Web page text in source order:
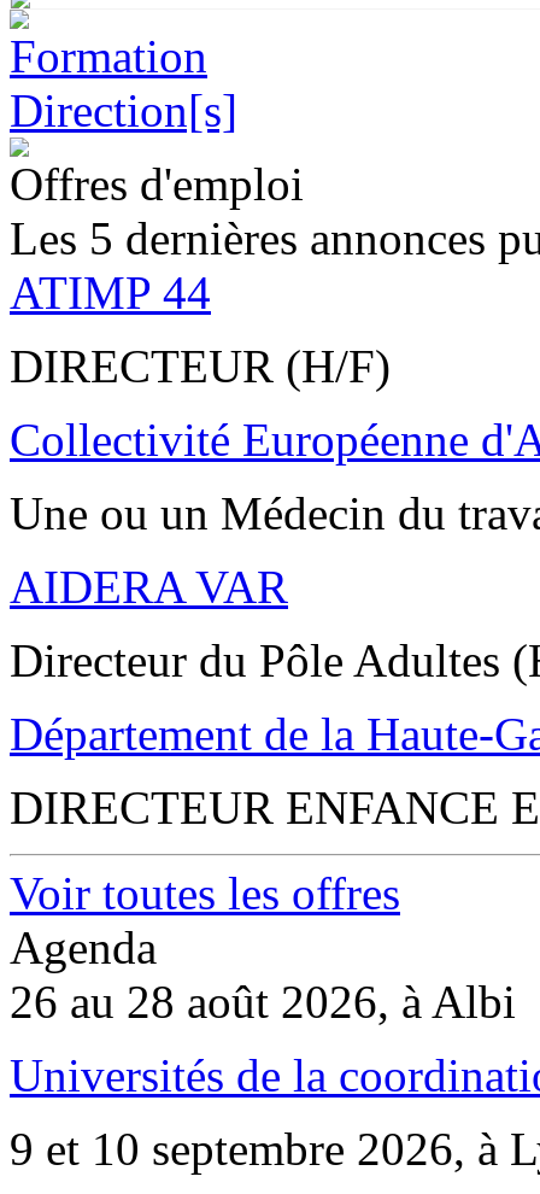
Offres d'emploi
Les 5 dernières annonces
ATIMP 44
DIRECTEUR (H/F)
Collectivité Européenne
Une ou un Médecin du
AIDERA VAR
Directeur du Pôle Adultes
Département de la Haute-
DIRECTEUR ENFANCE
Voir toutes les offres
Agenda
26 au 28 août 2026, à Albi
Universités de la
9 et 10 septembre 2026, à